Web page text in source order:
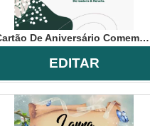
De Aniversário Comemoração
EDITAR